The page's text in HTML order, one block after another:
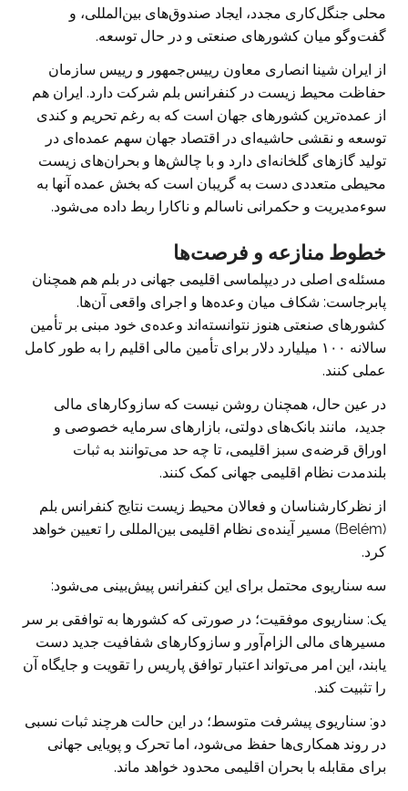
محلی جنگل‌کاری مجدد، ایجاد صندوق‌های بین‌المللی، و
گفت‌وگو میان کشورهای صنعتی و در حال توسعه.
از ایران شینا انصاری معاون رییس‌جمهور و رییس سازمان
حفاظت محیط زیست در کنفرانس بلم شرکت دارد. ایران هم
از عمده‌ترین کشورهای جهان است که به رغم تحریم و کندی
توسعه و نقشی حاشیه‌ای در اقتصاد جهان سهم عمده‌ای در
تولید گازهای گلخانه‌ای دارد و با چالش‌ها و بحران‌های زیست
محیطی متعددی دست به گریبان است که بخش عمده آنها به
سوءمدیریت و حکمرانی ناسالم و ناکارا ربط داده می‌شود.
خطوط منازعه و فرصت‌ها
مسئله‌ی اصلی در دیپلماسی اقلیمی جهانی در بلم هم همچنان
پابرجاست: شکاف میان وعده‌ها و اجرای واقعی آن‌ها.
کشورهای صنعتی هنوز نتوانسته‌اند وعده‌ی خود مبنی بر تأمین
سالانه ۱۰۰ میلیارد دلار برای تأمین مالی اقلیم را به طور کامل
عملی کنند.
در عین حال، همچنان روشن نیست که سازوکارهای مالی
جدید، مانند بانک‌های دولتی، بازارهای سرمایه خصوصی و
اوراق قرضه‌ی سبز اقلیمی، تا چه حد می‌توانند به ثبات
بلندمدت نظام اقلیمی جهانی کمک کنند.
از نظرکارشناسان و فعالان محیط زیست نتایج کنفرانس بلم
(Belém) مسیر آینده‌ی نظام اقلیمی بین‌المللی را تعیین خواهد
کرد.
سه سناریوی محتمل برای این کنفرانس پیش‌بینی می‌شود:
یک: سناریوی موفقیت؛ در صورتی که کشورها به توافقی بر سر
مسیرهای مالی الزام‌آور و سازوکارهای شفافیت جدید دست
یابند، این امر می‌تواند اعتبار توافق پاریس را تقویت و جایگاه آن
را تثبیت کند.
دو: سناریوی پیشرفت متوسط؛ در این حالت هرچند ثبات نسبی
در روند همکاری‌ها حفظ می‌شود، اما تحرک و پویایی جهانی
برای مقابله با بحران اقلیمی محدود خواهد ماند.